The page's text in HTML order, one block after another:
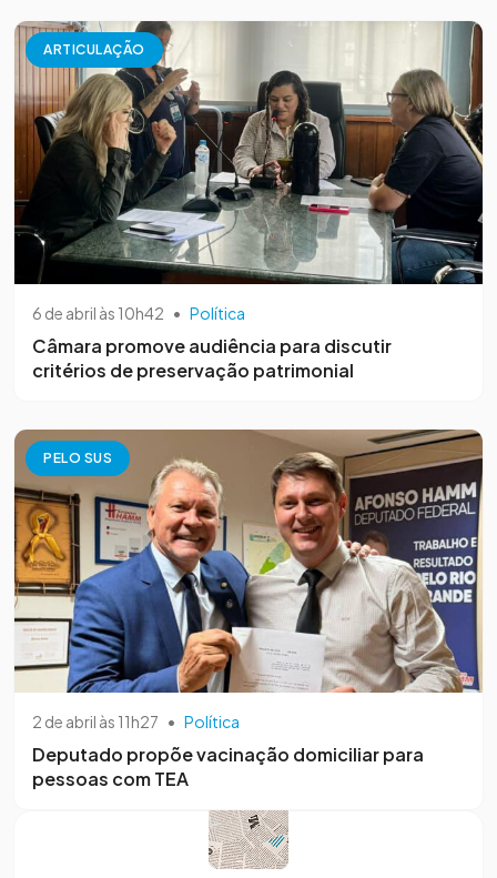
ARTICULAÇÃO
6 de abril às 10h42 • Política
Câmara promove audiência para discutir
critérios de preservação patrimonial
PELO SUS
2 de abril às 11h27 • Política
Deputado propõe vacinação domiciliar para
pessoas com TEA